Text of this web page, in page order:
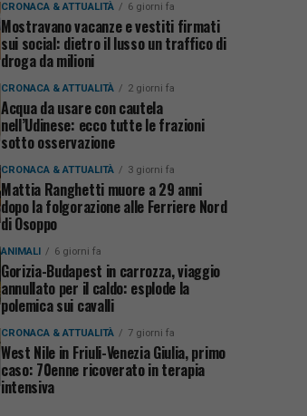
CRONACA & ATTUALITÀ 6 giorni fa
Mostravano vacanze e vestiti firmati
sui social: dietro il lusso un traffico di
droga da milioni
CRONACA & ATTUALITÀ 2 giorni fa
Acqua da usare con cautela
nell’Udinese: ecco tutte le frazioni
sotto osservazione
CRONACA & ATTUALITÀ 3 giorni fa
Mattia Ranghetti muore a 29 anni
dopo la folgorazione alle Ferriere Nord
di Osoppo
ANIMALI 6 giorni fa
Gorizia-Budapest in carrozza, viaggio
annullato per il caldo: esplode la
polemica sui cavalli
CRONACA & ATTUALITÀ 7 giorni fa
West Nile in Friuli-Venezia Giulia, primo
caso: 70enne ricoverato in terapia
intensiva